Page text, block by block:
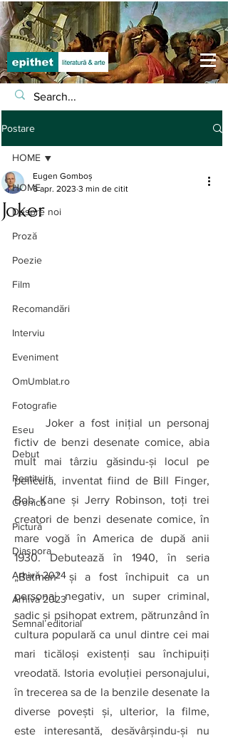
Postare
HOME
Despre noi
Proză
Poezie
Film
Recomandări
Interviu
Eveniment
OmUmblat.ro
Fotografie
Eseu
Debut
Restituiri
Cronică
Pictură
Diaspora
Arhivă 2024
Arhiva 2023
Semnal editorial
HOME
Joker
Eugen Gomboș
6 apr. 2023 3 min de citit
Joker a fost inițial un personaj
fictiv de benzi desenate comice, abia
mult mai târziu găsindu-şi locul pe
peliculă, inventat fiind de Bill Finger,
Bob Kane şi Jerry Robinson, toţi trei
creatori de benzi desenate comice, în
mare vogă în America de după anii
1930. Debutează în 1940, în seria
„Batman” şi a fost închipuit ca un
personaj negativ, un super criminal,
sadic şi psihopat extrem, pătrunzând în
cultura populară ca unul dintre cei mai
mari ticăloşi existenţi sau închipuiţi
vreodată. Istoria evoluţiei personajului,
în trecerea sa de la benzile desenate la
diverse poveşti şi, ulterior, la filme,
este interesantă, desăvârşindu-şi nu